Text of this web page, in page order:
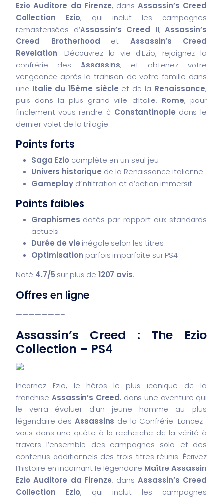
Ezio Auditore da Firenze, dans Assassin’s Creed
Collection Ezio, qui inclut les campagnes
remasterisées d’Assassin’s Creed II, Assassin’s
Creed Brotherhood et Assassin’s Creed
Revelation. Découvrez la vie d’Ezio, rejoignez la
confrérie des Assassins, et obtenez votre
vengeance après la trahison de votre famille dans
une Italie du 15ème siècle et de la Renaissance,
puis dans la plus grand ville d’Italie, Rome, pour
finalement vous rendre à Constantinople dans le
dernier volet de la trilogie.
Points forts
Saga Ezio complète en un seul jeu
Univers historique de la Renaissance italienne
Gameplay d’infiltration et d’action immersif
Points faibles
Graphismes datés par rapport aux standards
actuels
Durée de vie inégale selon les titres
Optimisation parfois imparfaite sur PS4
Noté 4.7/5 sur plus de 1207 avis.
Offres en ligne
———————–
Assassin’s Creed : The Ezio
Collection – PS4
Incarnez Ezio, le héros le plus iconique de la
franchise Assassin’s Creed, dans une aventure qui
le verra évoluer d’un jeune homme au plus
légendaire des Assassins de la Confrérie. Lancez-
vous dans une quête à la recherche de la vérité à
travers l’ensemble des campagnes solo et des
contenus additionnels des trois titres réunis. Écrivez
l’histoire en incarnant le légendaire Maître Assassin
Ezio Auditore da Firenze, dans Assassin’s Creed
Collection Ezio, qui inclut les campagnes